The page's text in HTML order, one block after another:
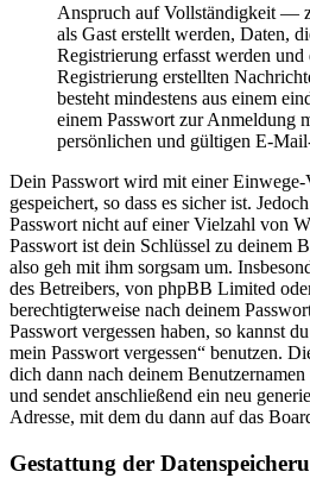
Anspruch auf Vollständigkeit —
als Gast erstellt werden, Daten,
Registrierung erfasst werden
Registrierung erstellten
besteht mindestens aus einem
einem Passwort zur Anmeldung
persönlichen und gültigen E-
Dein Passwort wird mit einer Einwege-
gespeichert, so dass es sicher ist.
Passwort nicht auf einer Vielzahl von
Passwort ist dein Schlüssel zu deinem
also geh mit ihm sorgsam um.
des Betreibers, von phpBB Limited
berechtigterweise nach deinem
Passwort vergessen haben, so kannst
mein Passwort vergessen“ benutzen.
dich dann nach deinem
und sendet anschließend ein neu
Adresse, mit dem du dann auf das
Gestattung der